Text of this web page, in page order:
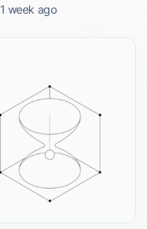
1 week ago